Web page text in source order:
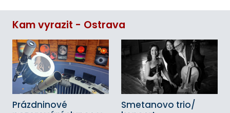
Kam vyrazit - Ostrava
Prázdninové
Smetanovo trio/